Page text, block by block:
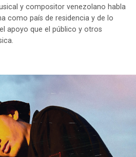
y compositor venezolano habla
como país de residencia y de lo
apoyo que el público y otros